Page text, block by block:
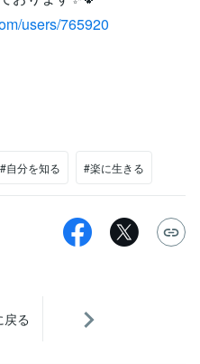
users/765920
#自分を知る #楽に生きる
戻る